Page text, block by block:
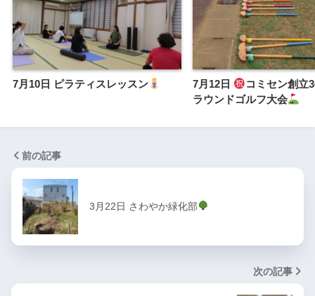
7月10日 ピラティスレッスン 7月12日
コミセン創立
ラウンドゴルフ大会
前の記事
3月22日 さわやか緑化部
次の記事